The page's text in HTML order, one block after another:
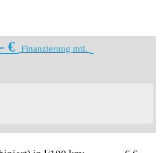
€ Finanzierung mtl.